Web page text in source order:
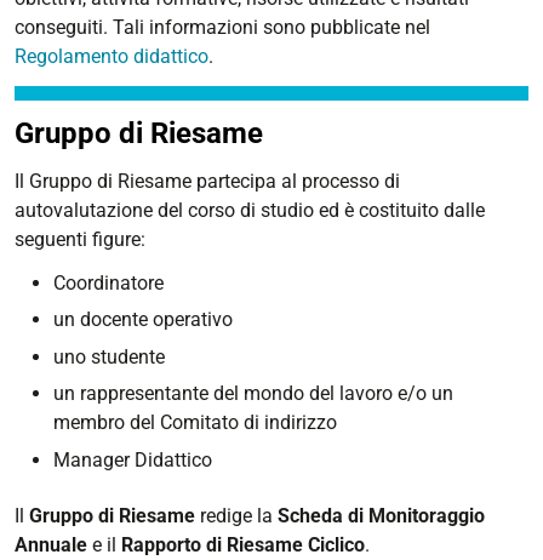
conseguiti. Tali informazioni sono pubblicate nel
Regolamento didattico.
Gruppo di Riesame
Il Gruppo di Riesame partecipa al processo di
autovalutazione del corso di studio ed è costituito dalle
seguenti figure:
Coordinatore
un docente operativo
uno studente
un rappresentante del mondo del lavoro e/o un
membro del Comitato di indirizzo
Manager Didattico
Il Gruppo di Riesame redige la Scheda di Monitoraggio
Annuale e il Rapporto di Riesame Ciclico.